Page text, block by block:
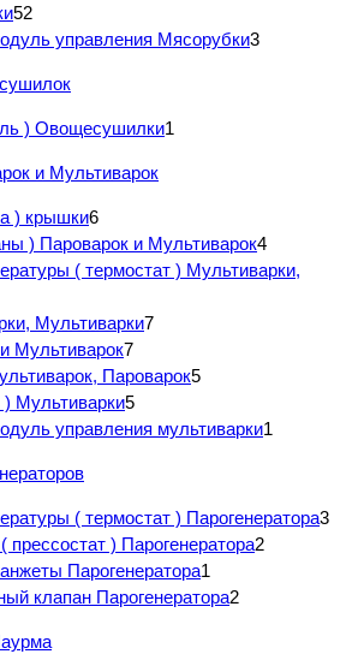
52
управления Мясорубки3
) Овощесушилки1
и Мультиварок
) крышки6
) Пароварок и Мультиварок4
( термостат ) Мультиварки,
Мультиварки7
Мультиварок7
Пароварок5
Мультиварки5
управления мультиварки1
( термостат ) Парогенератора3
прессостат ) Парогенератора2
Парогенератора1
клапан Парогенератора2